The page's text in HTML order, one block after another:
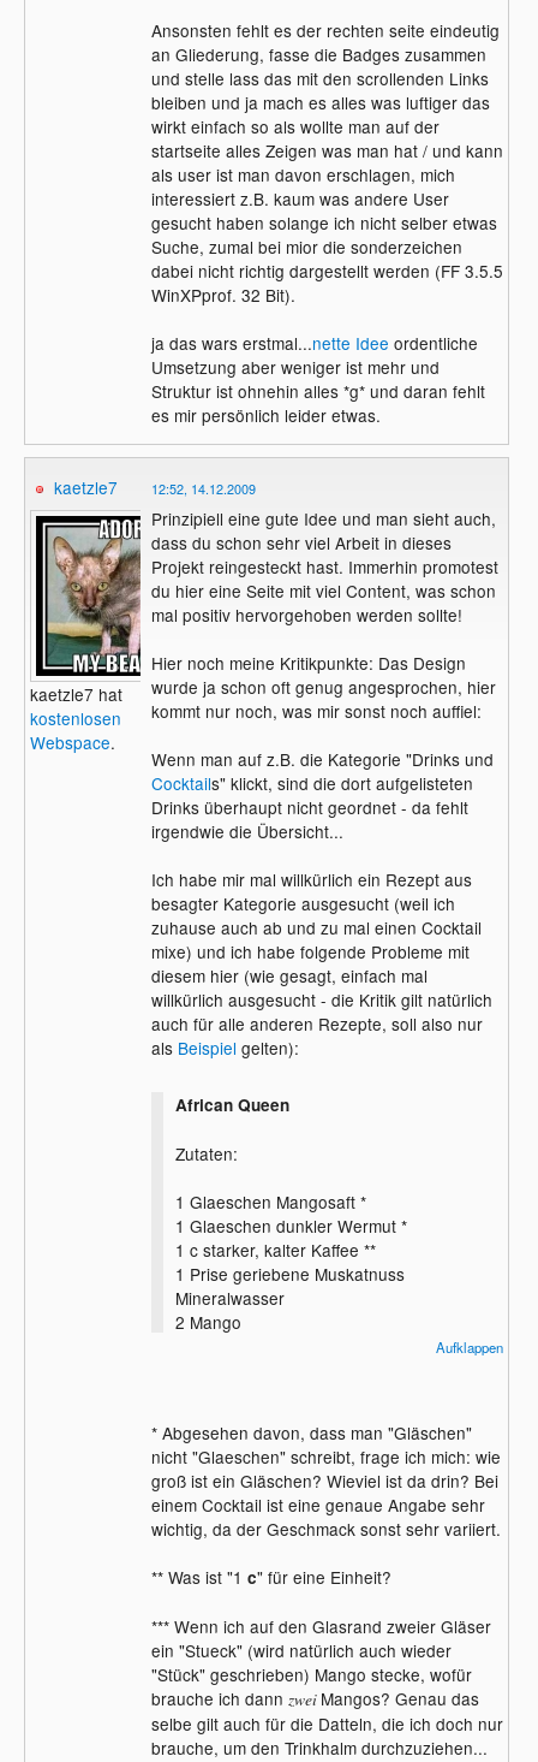
Ansonsten fehlt es der rechten seite eindeutig
an Gliederung, fasse die Badges zusammen
und stelle lass das mit den scrollenden Links
bleiben und ja mach es alles was luftiger das
wirkt einfach so als wollte man auf der
startseite alles Zeigen was man hat / und kann
als user ist man davon erschlagen, mich
interessiert z.B. kaum was andere User
gesucht haben solange ich nicht selber etwas
Suche, zumal bei mior die sonderzeichen
dabei nicht richtig dargestellt werden (FF 3.5.5
WinXPprof. 32 Bit).
ja das wars erstmal...nette Idee ordentliche
Umsetzung aber weniger ist mehr und
Struktur ist ohnehin alles *g* und daran fehlt
es mir persönlich leider etwas.
kaetzle7
kaetzle7 hat
kostenlosen
Webspace.
12:52, 14.12.2009
Prinzipiell eine gute Idee und man sieht auch,
dass du schon sehr viel Arbeit in dieses
Projekt reingesteckt hast. Immerhin promotest
du hier eine Seite mit viel Content, was schon
mal positiv hervorgehoben werden sollte!
Hier noch meine Kritikpunkte: Das Design
wurde ja schon oft genug angesprochen, hier
kommt nur noch, was mir sonst noch auffiel:
Wenn man auf z.B. die Kategorie "Drinks und
Cocktails" klickt, sind die dort aufgelisteten
Drinks überhaupt nicht geordnet - da fehlt
irgendwie die Übersicht...
Ich habe mir mal willkürlich ein Rezept aus
besagter Kategorie ausgesucht (weil ich
zuhause auch ab und zu mal einen Cocktail
mixe) und ich habe folgende Probleme mit
diesem hier (wie gesagt, einfach mal
willkürlich ausgesucht - die Kritik gilt natürlich
auch für alle anderen Rezepte, soll also nur
als Beispiel gelten):
African Queen
Zutaten:
1 Glaeschen Mangosaft *
1 Glaeschen dunkler Wermut *
1 c starker, kalter Kaffee **
1 Prise geriebene Muskatnuss
Mineralwasser
2 Mango
Den Mangosaft, Wermut und Kaffee gut
vermischen und mit Muskatnuss wuerzen.
Alles auf 2 Longdrink-Glaeser verteilen. Mit
gut gekuehltem Mineralwasser auffuellen.
Auf den Glasrand ein Stueck Mango
Einen Trinkhalm durch die Dattel ziehen
Aufklappen
* Abgesehen davon, dass man "Gläschen"
nicht "Glaeschen" schreibt, frage ich mich: wie
groß ist ein Gläschen? Wieviel ist da drin? Bei
einem Cocktail ist eine genaue Angabe sehr
wichtig, da der Geschmack sonst sehr variiert.
** Was ist "1 c" für eine Einheit?
*** Wenn ich auf den Glasrand zweier Gläser
ein "Stueck" (wird natürlich auch wieder
"Stück" geschrieben) Mango stecke, wofür
brauche ich dann zwei Mangos? Genau das
selbe gilt auch für die Datteln, die ich doch nur
brauche, um den Trinkhalm durchzuziehen...